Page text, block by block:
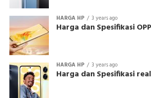
HARGA HP 3 years ago
Harga dan Spesifikasi
HARGA HP 3 years ago
Harga dan Spesifikasi